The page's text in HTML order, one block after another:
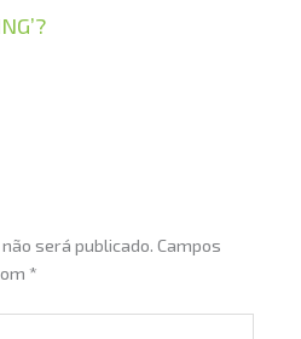
será publicado. Campos
*